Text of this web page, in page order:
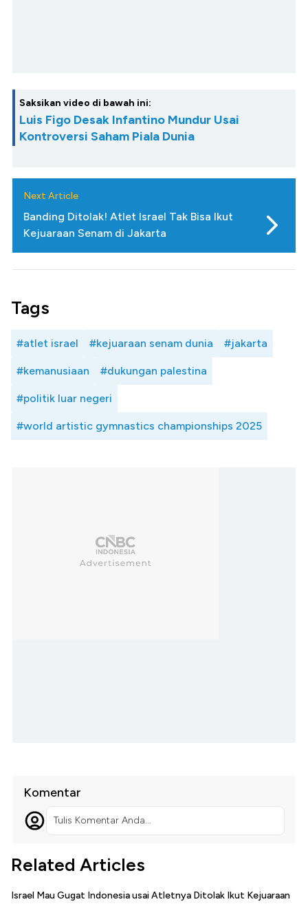
Saksikan video di bawah ini:
Luis Figo Desak Infantino Mundur Usai
Kontroversi Saham Piala Dunia
Next Article
Banding Ditolak! Atlet Israel Tak Bisa Ikut
Kejuaraan Senam di Jakarta
Tags
#atlet israel #kejuaraan senam dunia #jakarta
#kemanusiaan #dukungan palestina
#politik luar negeri
#world artistic gymnastics championships 2025
Komentar
Tulis Komentar Anda...
Related Articles
Israel Mau Gugat Indonesia usai Atletnya Ditolak Ikut Kejuaraan